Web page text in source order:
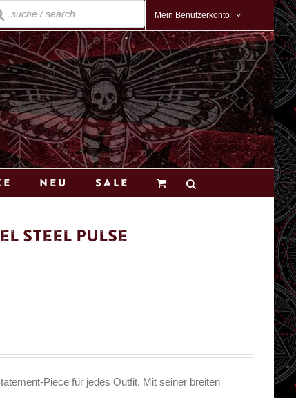
Mein Benutzerkonto
Neu Sale
Steel Pulse
Piece für jedes Outfit. Mit seiner breiten